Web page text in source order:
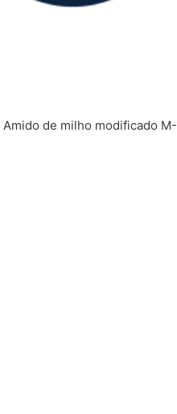
de milho modificado M-